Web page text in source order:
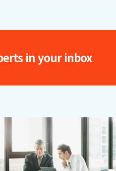
in your inbox